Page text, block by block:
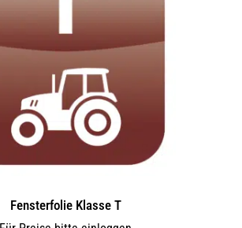
Fensterfolie Klasse T